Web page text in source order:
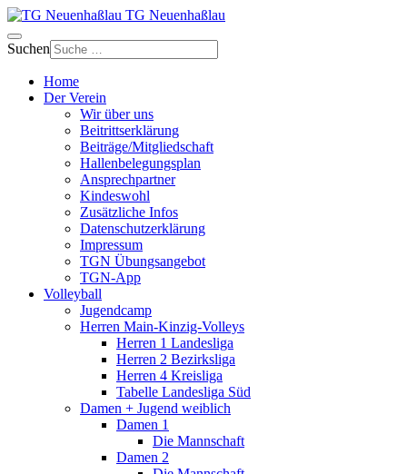
TG Neuenhaßlau
Suchen
Home
Der Verein
Wir über uns
Beitrittserklärung
Beiträge/Mitgliedschaft
Hallenbelegungsplan
Ansprechpartner
Kindeswohl
Zusätzliche Infos
Datenschutzerklärung
Impressum
TGN Übungsangebot
TGN-App
Volleyball
Jugendcamp
Herren Main-Kinzig-Volleys
Herren 1 Landesliga
Herren 2 Bezirksliga
Herren 4 Kreisliga
Tabelle Landesliga Süd
Damen + Jugend weiblich
Damen 1
Die Mannschaft
Damen 2